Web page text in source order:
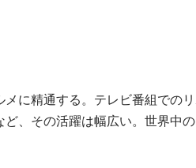
に精通する。テレビ番組で
、その活躍は幅広い。世界中